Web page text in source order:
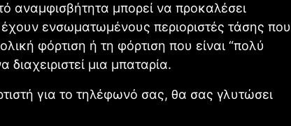
αναμφισβήτητα μπορεί να προκαλέσει
ενσωματωμένους περιοριστές τάσης που
φόρτιση ή τη φόρτιση που είναι “πολύ
διαχειριστεί μια μπαταρία.
για το τηλέφωνό σας, θα σας γλυτώσει